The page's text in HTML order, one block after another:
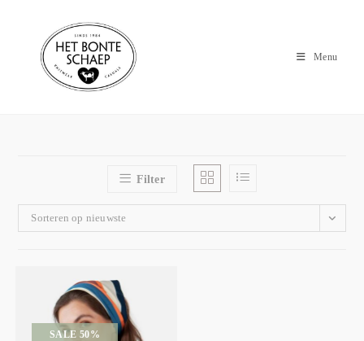
Menu
Filter
Sorteren op nieuwste
SALE 50%